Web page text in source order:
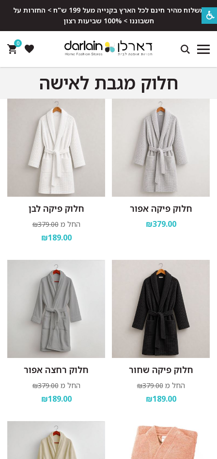
משלוח מהיר חינם לכל הארץ בקנייה מעל 199 ש"ח > החזרות על
חשבוננו > 100% שביעות רצון
0
חלוק מגבת לאישה
חלוק פיקה אפור
₪379.00
חלוק פיקה לבן
החל מ ₪379.00
₪189.00
חלוק פיקה שחור
החל מ ₪379.00
₪189.00
חלוק רחצה אפור
החל מ ₪379.00
₪189.00